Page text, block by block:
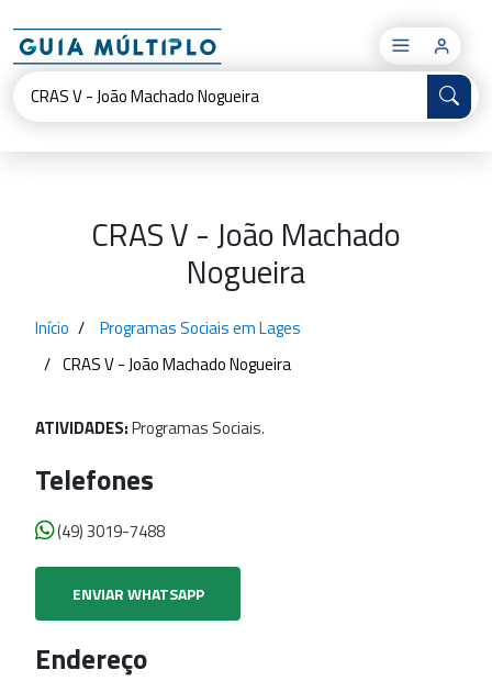
×
CRAS V - João Machado
Nogueira
Início
Programas Sociais em Lages
CRAS V - João Machado Nogueira
ATIVIDADES:Programas Sociais.
Telefones
(49) 3019-7488
ENVIAR WHATSAPP
Endereço